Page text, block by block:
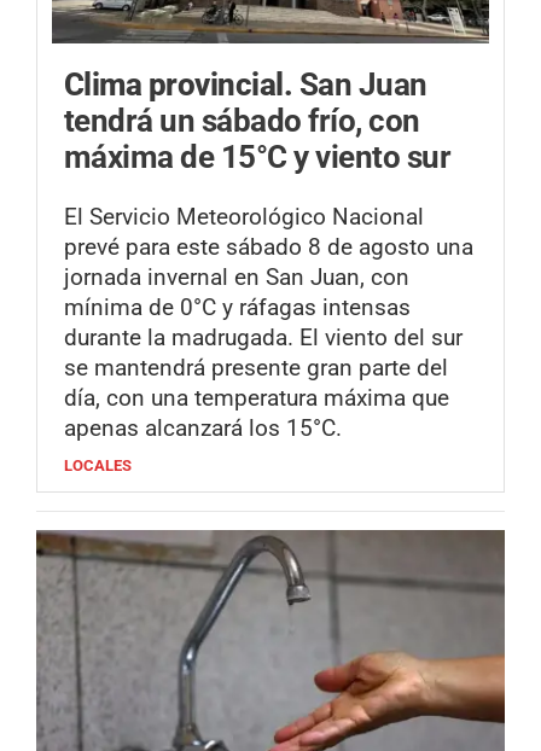
Clima provincial. San Juan
tendrá un sábado frío, con
máxima de 15°C y viento sur
El Servicio Meteorológico Nacional
prevé para este sábado 8 de agosto una
jornada invernal en San Juan, con
mínima de 0°C y ráfagas intensas
durante la madrugada. El viento del sur
se mantendrá presente gran parte del
día, con una temperatura máxima que
apenas alcanzará los 15°C.
LOCALES